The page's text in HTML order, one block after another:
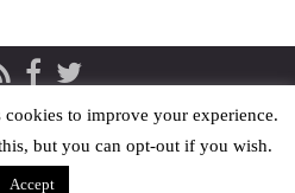
Policy İletişim
cookies to improve your experience.
but you can opt-out if you wish.
Accept